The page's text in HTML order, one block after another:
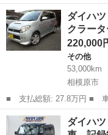
ー名： ダイハツ ■ 車種
アム ディスプレイオー
レコ ...
神奈川 海老名市
ダイハ
クラー
220,000
その他
53,000km
相模原市
■ 支払総額: 27.8万円 ■ 車両本体価格： 220,000 円 ■ メーカー
名： ダイハツ ■ 車種名
モード付インタークラー
神奈川 相模原市
ダイハ